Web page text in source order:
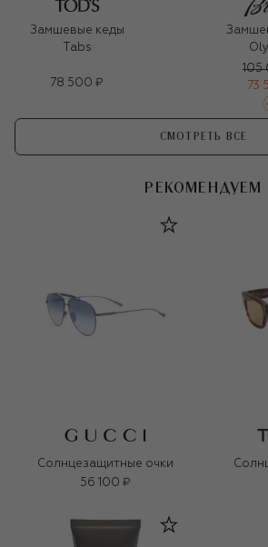
Замшевые кеды
Tabs
78 500 ₽
105
73
-
СМОТРЕТЬ ВСЕ
РЕКОМЕНДУЕМ
Солнцезащитные очки
56 100 ₽